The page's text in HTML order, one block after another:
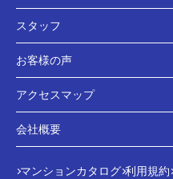
スタッフ
お客様の声
アクセスマップ
会社概要
マンションカタログ 利用規約